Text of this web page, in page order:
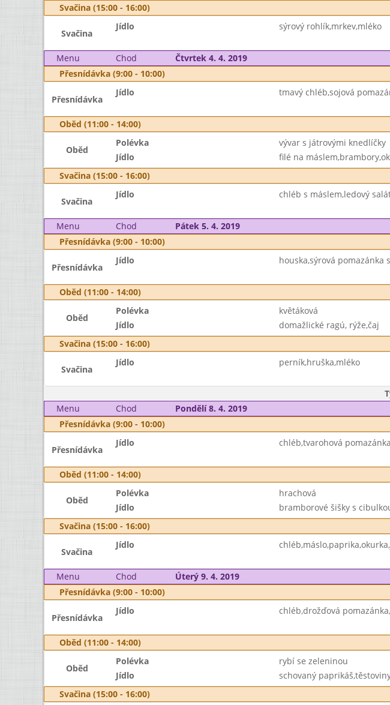
Svačina (15:00 - 16:00)
Svačina
Jídlo sýrový rohlík,mrkev,mléko
Menu Chod Čtvrtek 4. 4. 2019
Přesnídávka (9:00 - 10:00)
Přesnídávka
Jídlo tmavý chléb,sojová
Oběd (11:00 - 14:00)
Oběd
Polévka vývar s játrovými knedlíčky
Jídlo
filé na
Svačina (15:00 - 16:00)
Svačina
Jídlo chléb s máslem,ledový
Menu Chod Pátek 5. 4. 2019
Přesnídávka (9:00 - 10:00)
Přesnídávka
Jídlo houska,sýrová pomazánka
Oběd (11:00 - 14:00)
Oběd
Polévka květáková
Jídlo
domažlické ragú, rýže,čaj
Svačina (15:00 - 16:00)
Svačina
Jídlo perník,hruška,mléko
Menu
Chod Pondělí 8. 4. 2019
Přesnídávka (9:00 - 10:00)
Přesnídávka
Jídlo chléb,tvarohová
Oběd (11:00 - 14:00)
Oběd
Polévka hrachová
Jídlo
bramborové šišky s
Svačina (15:00 - 16:00)
Svačina
Jídlo
Menu Chod Úterý 9. 4. 2019
Přesnídávka (9:00 - 10:00)
Přesnídávka
Jídlo chléb,drožďová
Oběd (11:00 - 14:00)
Oběd
Polévka rybí se zeleninou
Jídlo
schovaný
Svačina (15:00 - 16:00)